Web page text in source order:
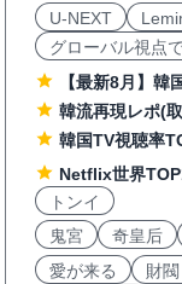
U-NEXT
グローバル視点
【最新8月】韓
韓流再現レポ(
韓国TV視聴率
Netflix世界
トンイ
鬼宮
奇皇后
愛が来る
財